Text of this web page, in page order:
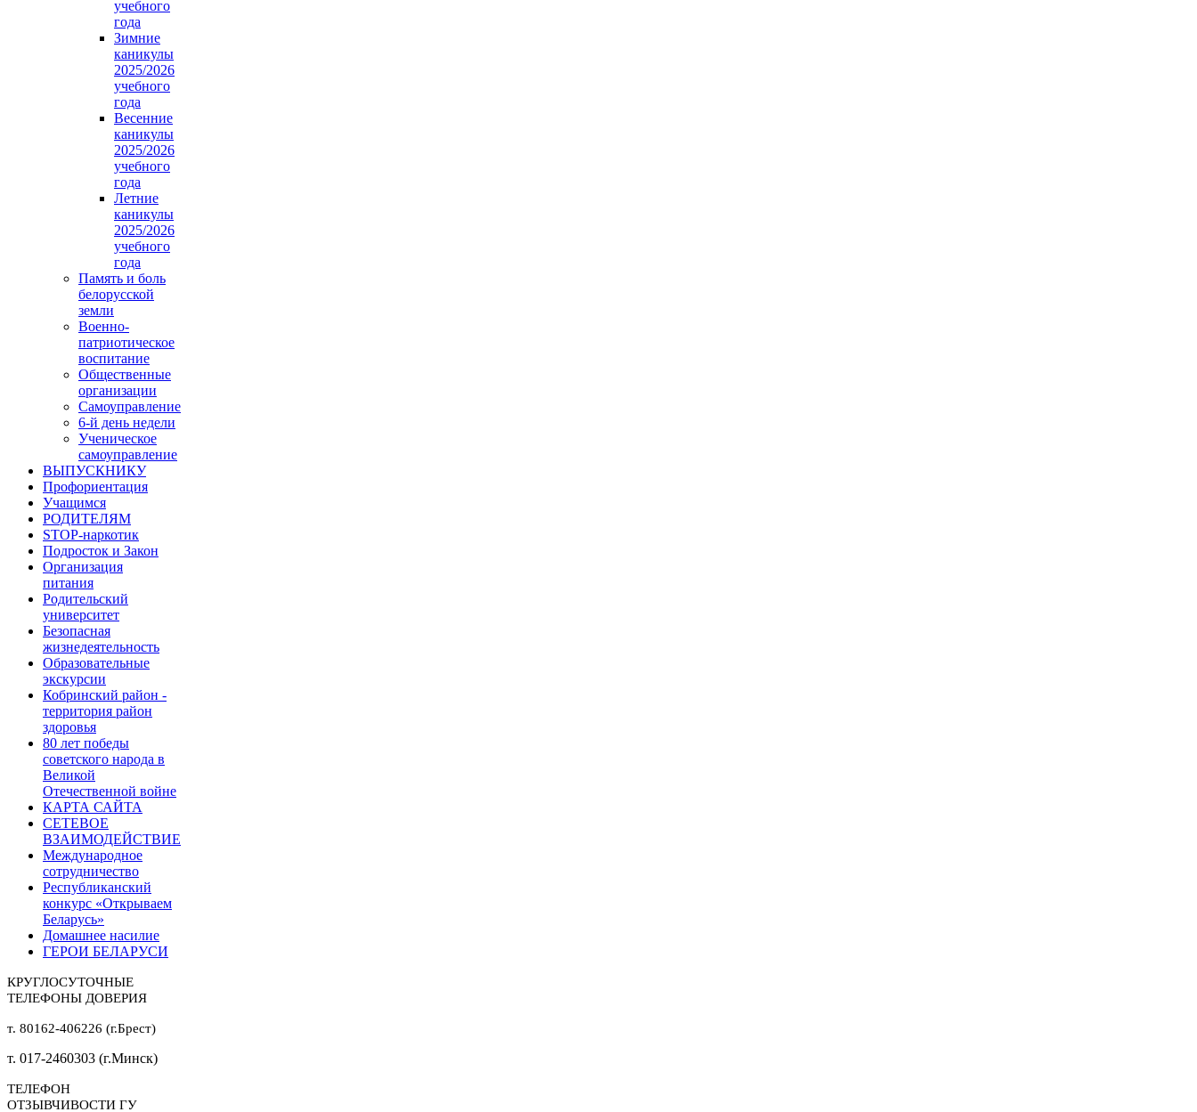
учебного
года
Зимние
каникулы
2025/2026
учебного
года
Весенние
каникулы
2025/2026
учебного
года
Летние
каникулы
2025/2026
учебного
года
Память и боль
белорусской
земли
Военно-
патриотическое
воспитание
Общественные
организации
Самоуправление
6-й день недели
Ученическое
самоуправление
ВЫПУСКНИКУ
Профориентация
Учащимся
РОДИТЕЛЯМ
STOP-наркотик
Подросток и Закон
Организация
питания
Родительский
университет
Безопасная
жизнедеятельность
Образовательные
экскурсии
Кобринский район -
территория район
здоровья
80 лет победы
советского народа в
Великой
Отечественной войне
КАРТА САЙТА
СЕТЕВОЕ
ВЗАИМОДЕЙСТВИЕ
Международное
сотрудничество
Республиканский
конкурс «Открываем
Беларусь»
Домашнее насилие
ГЕРОИ БЕЛАРУСИ
КРУГЛОСУТОЧНЫЕ
ТЕЛЕФОНЫ ДОВЕРИЯ
т. 80162-406226 (г.Брест)
т. 017-2460303 (г.Минск)
ТЕЛЕФОН
ОТЗЫВЧИВОСТИ ГУ